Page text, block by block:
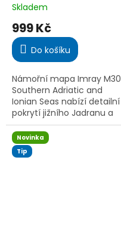
Průměrné
hodnocení
produktu
je
5,0
5
hvězdiček.
Skladem
999 Kč
Do košíku
Námořní mapa Imray M30
Southern Adriatic and
Ionian Seas nabízí detailní
pokrytí jižního Jadranu a
Jónského moře včetně
přístupů do Brindisi a
Siracusy. Voděodolné
provedení,...
Novinka
Tip